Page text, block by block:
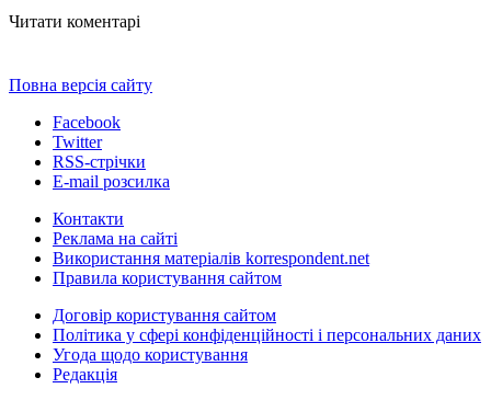
Читати коментарі
Повна версія сайту
Facebook
Twitter
RSS-стрічки
E-mail розсилка
Контакти
Реклама на сайті
Використання матеріалів korrespondent.net
Правила користування сайтом
Договір користування сайтом
Політика у сфері конфіденційності і персональних даних
Угода щодо користування
Редакція